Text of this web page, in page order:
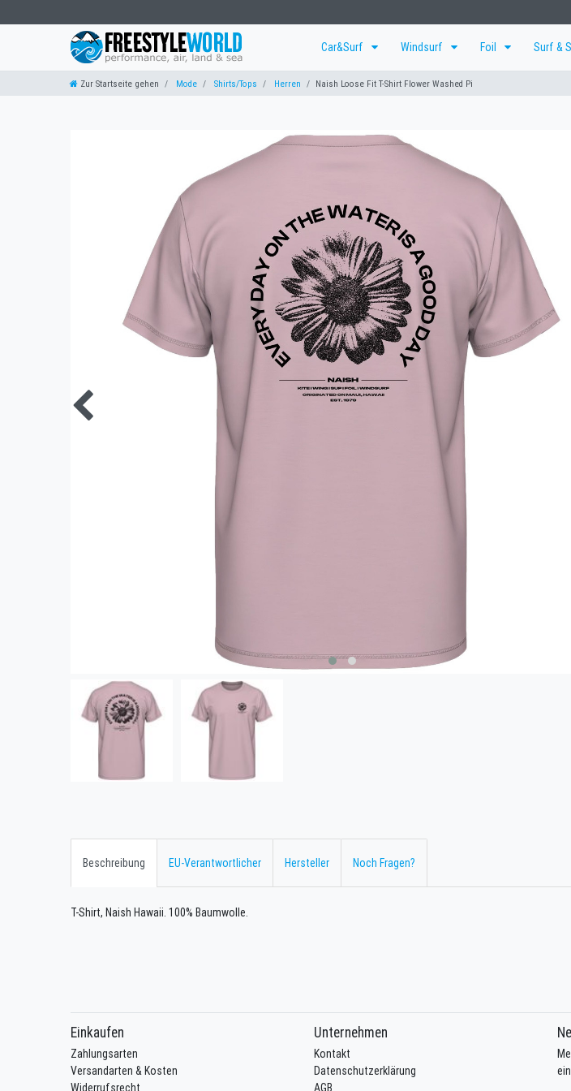
Car&Surf Windsurf Foil Surf &
Zur Startseite gehen Mode Shirts/Tops Herren Naish Loose Fit T-Shirt Flower Washed Pi
Beschreibung EU-Verantwortlicher Hersteller Noch Fragen?
T-Shirt, Naish Hawaii. 100% Baumwolle.
Einkaufen
Zahlungsarten
Versandarten & Kosten
Widerrufsrecht
Unternehmen
Kontakt
Datenschutzerklärung
AGB